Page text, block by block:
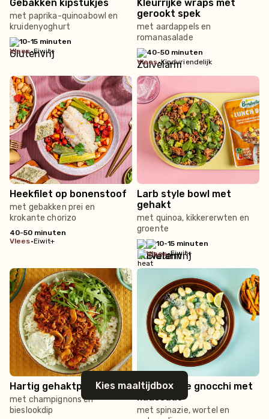
Gebakken kipstukjes
met paprika-quinoabowl en
kruidenyoghurt
10-15 minuten
vlees•Eiwit+
Kleurrijke wraps met
gerookt spek
met aardappels en
romanasalade
40-50 minuten
vlees•Kindvriendelijk
Heekfilet op bonenstoof
met gebakken prei en
krokante chorizo
40-50 minuten
vlees•Eiwit+
Larb style bowl met
gehakt
met quinoa, kikkererwten en
groente
10-15 minuten
vlees•Eiwit+
Hartig gehaktpannetje
met champignons en
bieslookdip
Knapperige gnocchi met
kaassaus
met spinazie, wortel en
Kies maaltijdbox